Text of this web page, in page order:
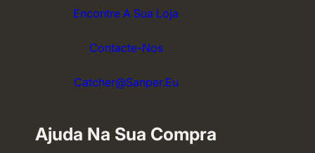
Encontre A Sua Loja
Contacte-Nos
Catcher@sanper.eu
Ajuda Na Sua Compra